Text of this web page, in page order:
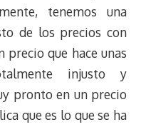
tenemos una
de los precios con
precio que hace unas
injusto y
pronto en un precio
que es lo que se ha